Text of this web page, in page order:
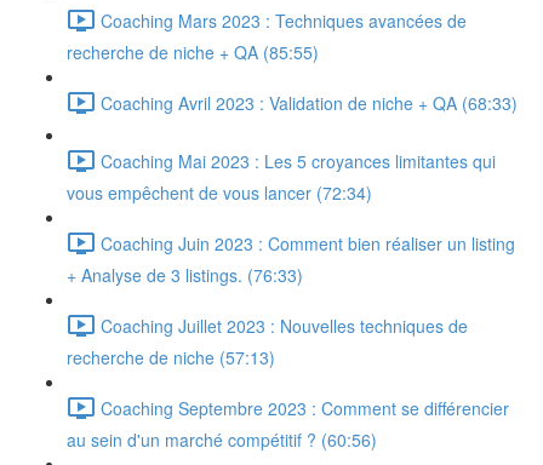
Coaching Mars 2023 : Techniques avancées de
recherche de niche + QA (85:55)
Coaching Avril 2023 : Validation de niche + QA (68:33)
Coaching Mai 2023 : Les 5 croyances limitantes qui
vous empêchent de vous lancer (72:34)
Coaching Juin 2023 : Comment bien réaliser un listing
+ Analyse de 3 listings. (76:33)
Coaching Juillet 2023 : Nouvelles techniques de
recherche de niche (57:13)
Coaching Septembre 2023 : Comment se différencier
au sein d'un marché compétitif ? (60:56)